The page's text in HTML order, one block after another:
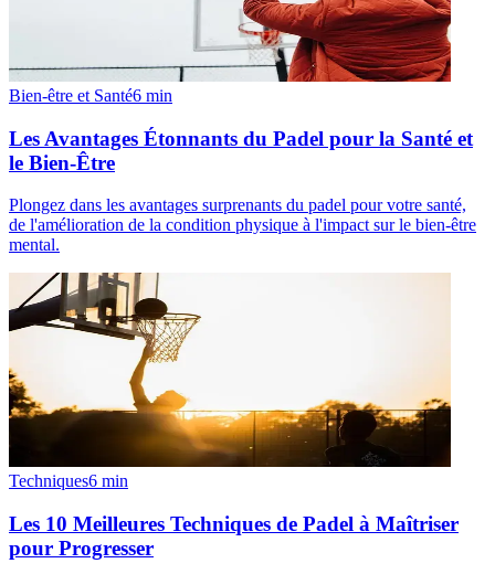
Bien-être et Santé6 min
Les Avantages Étonnants du Padel pour la Santé et
le Bien-Être
Plongez dans les avantages surprenants du padel pour votre santé,
de l'amélioration de la condition physique à l'impact sur le bien-être
mental.
Techniques6 min
Les 10 Meilleures Techniques de Padel à Maîtriser
pour Progresser